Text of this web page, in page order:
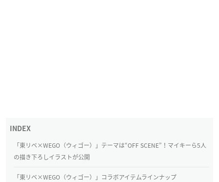
「東リベ×WEGO（ウィゴー）」テーマは“OFF SCENE”！マイキーら5人
の描き下ろしイラストが公開
「東リベ×WEGO（ウィゴー）」コラボアイテムラインナップ